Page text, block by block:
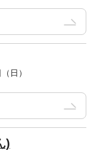
日）
)